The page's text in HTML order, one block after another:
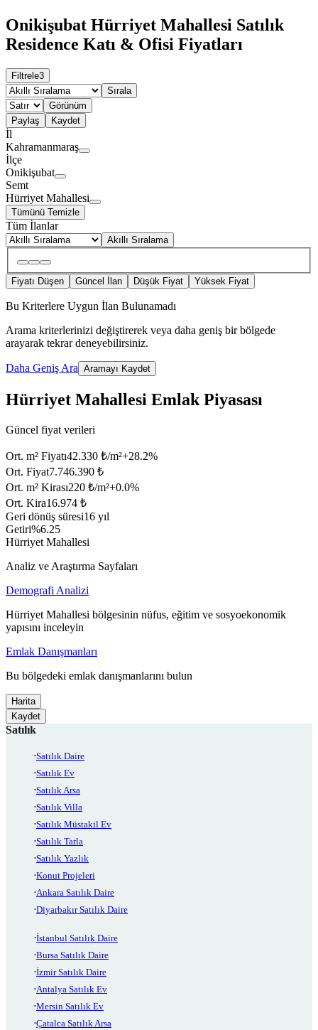
Onikişubat Hürriyet Mahallesi Satılık
Residence Katı & Ofisi Fiyatları
Filtrele3
Sırala
Görünüm
Paylaş
Kaydet
İl
Kahramanmaraş
İlçe
Onikişubat
Semt
Hürriyet Mahallesi
Tümünü Temizle
Tüm İlanlar
Akıllı Sıralama
Fiyatı Düşen Güncel İlan Düşük Fiyat Yüksek Fiyat
Bu Kriterlere Uygun İlan Bulunamadı
Arama kriterlerinizi değiştirerek veya daha geniş bir bölgede
arayarak tekrar deneyebilirsiniz.
Daha Geniş Ara Aramayı Kaydet
Hürriyet Mahallesi Emlak Piyasası
Güncel fiyat verileri
Ort. m² Fiyatı42.330 ₺/m²+28.2%
Ort. Fiyat7.746.390 ₺
Ort. m² Kirası220 ₺/m²+0.0%
Ort. Kira16.974 ₺
Geri dönüş süresi16 yıl
Getiri%6.25
Hürriyet Mahallesi
Analiz ve Araştırma Sayfaları
Demografi Analizi
Hürriyet Mahallesi bölgesinin nüfus, eğitim ve sosyoekonomik
yapısını inceleyin
Emlak Danışmanları
Bu bölgedeki emlak danışmanlarını bulun
Harita
Kaydet
Satılık
Satılık Daire
Satılık Ev
Satılık Arsa
Satılık Villa
Satılık Müstakil Ev
Satılık Tarla
Satılık Yazlık
Konut Projeleri
Ankara Satılık Daire
Diyarbakır Satılık Daire
İstanbul Satılık Daire
Bursa Satılık Daire
İzmir Satılık Daire
Antalya Satılık Ev
Mersin Satılık Ev
Çatalca Satılık Arsa